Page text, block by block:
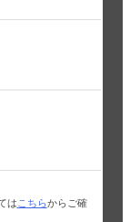
は こちらからご確